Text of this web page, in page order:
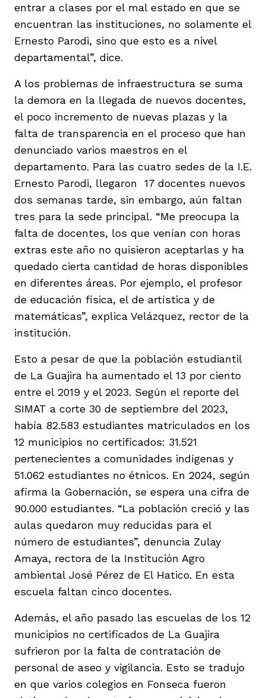
entrar a clases por el mal estado en que se
encuentran las instituciones, no solamente el
Ernesto Parodi, sino que esto es a nivel
departamental”, dice.
A los problemas de infraestructura se suma
la demora en la llegada de nuevos docentes,
el poco incremento de nuevas plazas y la
falta de transparencia en el proceso que han
denunciado varios maestros en el
departamento. Para las cuatro sedes de la I.E.
Ernesto Parodi, llegaron 17 docentes nuevos
dos semanas tarde, sin embargo, aún faltan
tres para la sede principal. “Me preocupa la
falta de docentes, los que venían con horas
extras este año no quisieron aceptarlas y ha
quedado cierta cantidad de horas disponibles
en diferentes áreas. Por ejemplo, el profesor
de educación física, el de artística y de
matemáticas”, explica Velázquez, rector de la
institución.
Esto a pesar de que la población estudiantil
de La Guajira ha aumentado el 13 por ciento
entre el 2019 y el 2023. Según el reporte del
SIMAT a corte 30 de septiembre del 2023,
había 82.583 estudiantes matriculados en los
12 municipios no certificados: 31.521
pertenecientes a comunidades indígenas y
51.062 estudiantes no étnicos. En 2024, según
afirma la Gobernación, se espera una cifra de
90.000 estudiantes. “La población creció y las
aulas quedaron muy reducidas para el
número de estudiantes”, denuncia Zulay
Amaya, rectora de la Institución Agro
ambiental José Pérez de El Hatico. En esta
escuela faltan cinco docentes.
Además, el año pasado las escuelas de los 12
municipios no certificados de La Guajira
sufrieron por la falta de contratación de
personal de aseo y vigilancia. Esto se tradujo
en que varios colegios en Fonseca fueron